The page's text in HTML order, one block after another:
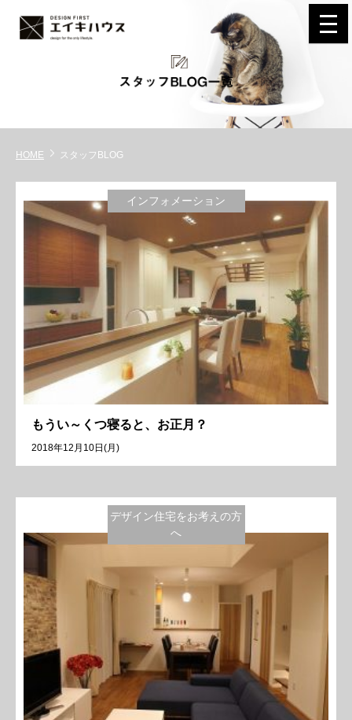
HOME スタッフBLOG
インフォメーション
もうい～くつ寝ると、お正月？
2018年12月10日(月)
デザイン住宅をお考えの方
へ